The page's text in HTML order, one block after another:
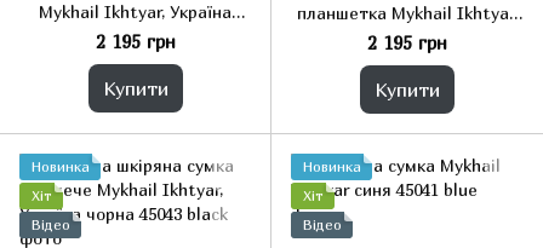
Mykhail Ikhtyar, Україна
синя
2 195 грн
Купити
планшетка Mykhail Ikhtyar,
Україна чорна
2 195 грн
Купити
Новинка
Хіт
Відео
Новинка
Хіт
Відео